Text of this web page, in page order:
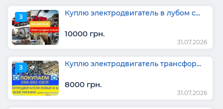
З Куплю электродвигатель в лубом с...
10000 грн.
31.07.2026
З Куплю электродвигатель трансфор...
8000 грн.
31.07.2026